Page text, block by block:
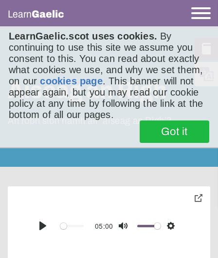
LearnGaelic.scot uses cookies. By
continuing to use this site we assume you
consent to this. You can read about exactly
what cookies we use, and why we set them,
on ourcookies page. This banner will not
appear again, but you may read our cookie
policy at any time by following the link at the
bottom of all our pages.
Got it
LearnGaelic
Aiseag an Rìgh
An robh sibh riamh air ‘aiseag an Rìgh’?
Play
05:00
Mute Settings
toggle